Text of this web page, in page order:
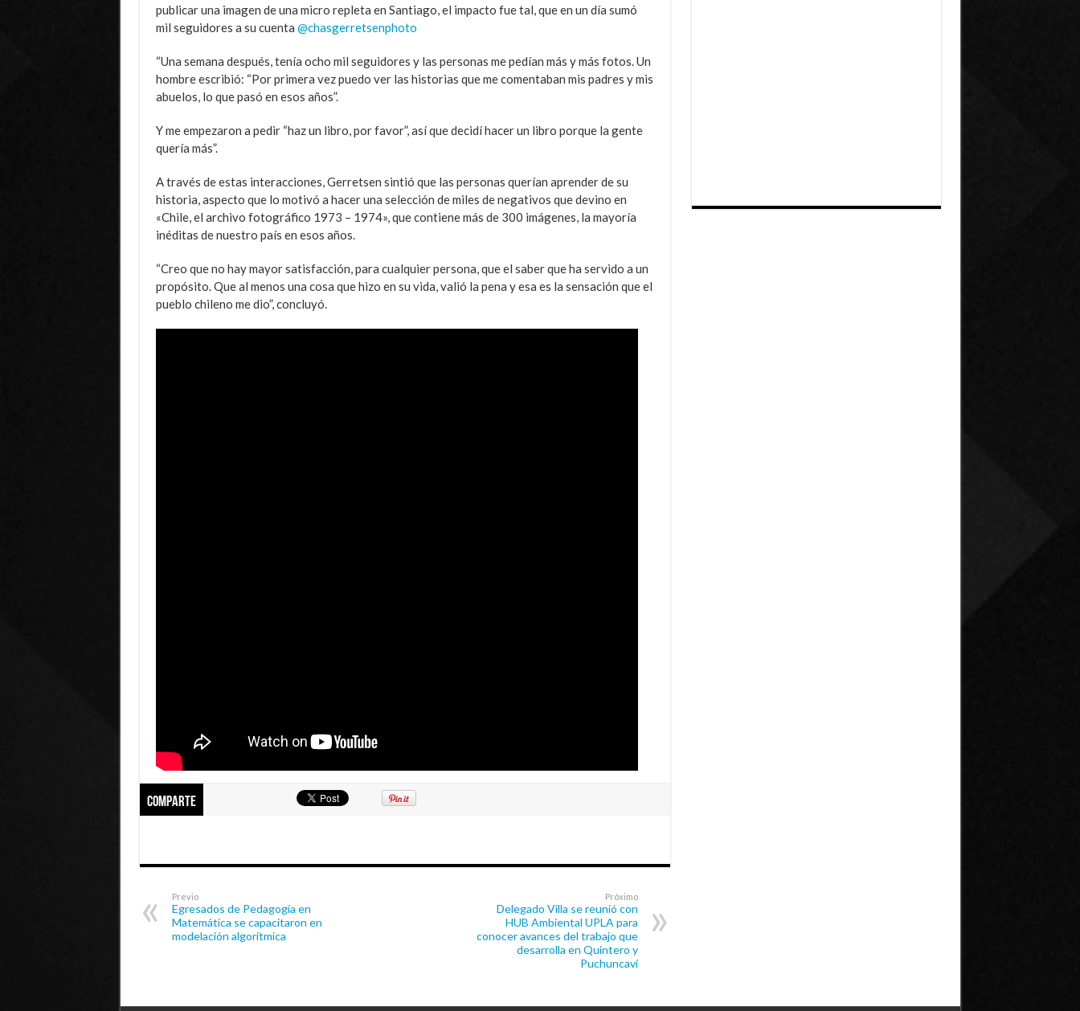
publicar una imagen de una micro repleta en Santiago, el impacto fue tal, que en un día sumó
mil seguidores a su cuenta @chasgerretsenphoto
“Una semana después, tenía ocho mil seguidores y las personas me pedían más y más fotos. Un
hombre escribió: “Por primera vez puedo ver las historias que me comentaban mis padres y mis
abuelos, lo que pasó en esos años”.
Y me empezaron a pedir “haz un libro, por favor”, así que decidí hacer un libro porque la gente
quería más”.
A través de estas interacciones, Gerretsen sintió que las personas querían aprender de su
historia, aspecto que lo motivó a hacer una selección de miles de negativos que devino en
«Chile, el archivo fotográfico 1973 – 1974», que contiene más de 300 imágenes, la mayoría
inéditas de nuestro país en esos años.
“Creo que no hay mayor satisfacción, para cualquier persona, que el saber que ha servido a un
propósito. Que al menos una cosa que hizo en su vida, valió la pena y esa es la sensación que el
pueblo chileno me dio”, concluyó.
Comparte
Previo
Egresados de Pedagogía en
Matemática se capacitaron en
modelación algorítmica
Próximo
Delegado Villa se reunió con
HUB Ambiental UPLA para
conocer avances del trabajo que
desarrolla en Quintero y
Puchuncaví